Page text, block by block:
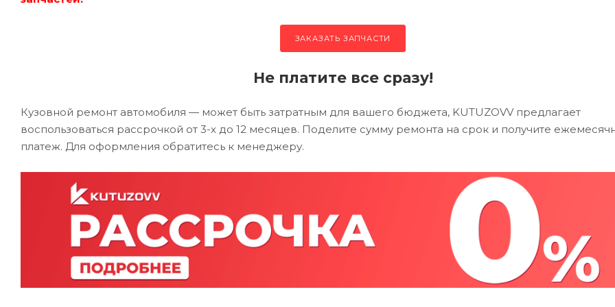
ЗАКАЗАТЬ ЗАПЧАСТИ
Не платите все сразу!
Кузовной ремонт автомобиля — может быть затратным для вашего бюджета, KUTUZOVV предлагает
воспользоваться рассрочкой от 3-х до 12 месяцев. Поделите сумму ремонта на срок и получите
платеж. Для оформления обратитесь к менеджеру.